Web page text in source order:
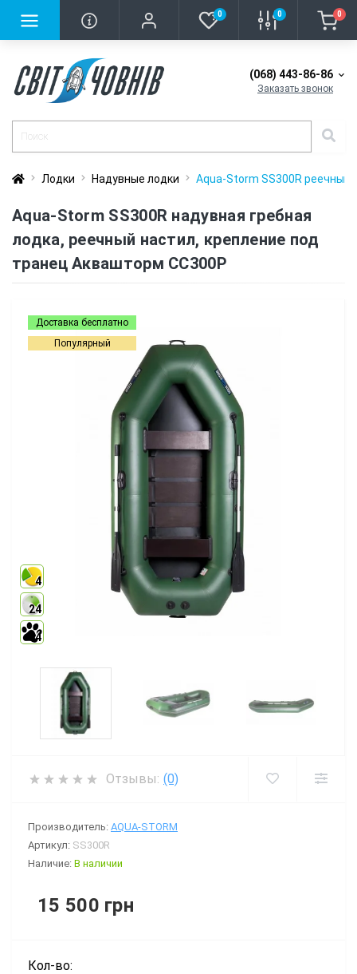
0 0 0
(068) 443-86-86
Заказать звонок
Лодки Надувные лодки Aqua-Storm SS300R реечный
Aqua-Storm SS300R надувная гребная
лодка, реечный настил, крепление под
транец Аквашторм СС300Р
Доставка бесплатно
Популярный
4
24
4
Отзывы: (0)
Производитель: AQUA-STORM
Артикул: SS300R
Наличие: В наличии
15 500 грн
Кол-во: